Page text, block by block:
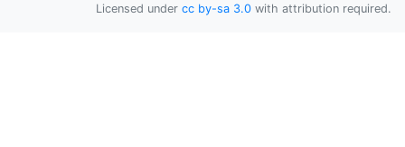
Licensed under cc by-sa 3.0 with attribution required.